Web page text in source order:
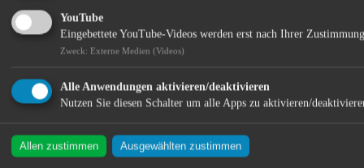
Oida Gillamoos ・ Liebesinsel ・ 93326 Abensberg
Festwirte Peter Wankerl & Robert Jahny
YouTube
Eingebettete YouTube-Videos werden erst nach Ihrer
Zweck: Externe Medien (Videos)
Alle Anwendungen aktivieren/deaktivieren
Nutzen Sie diesen Schalter um alle Apps zu aktivieren/
Allen zustimmen Ausgewählten zustimmen